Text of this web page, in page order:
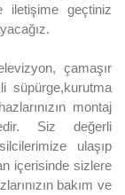
iletişime geçtiniz
çamaşır
süpürge,kurutma
montaj
Siz değerli
ulaşıp
içerisinde sizlere
bakım ve